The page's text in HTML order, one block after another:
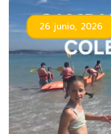
26 junio, 2026